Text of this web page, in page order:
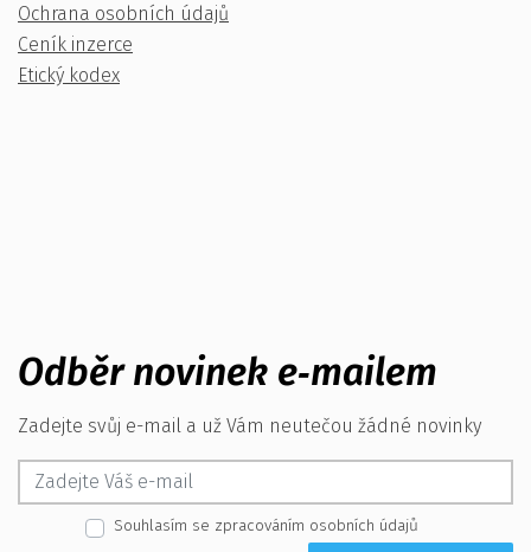
Ochrana osobních údajů
Ceník inzerce
Etický kodex
Odběr novinek e‑mailem
Zadejte svůj e-mail a už Vám neutečou žádné novinky
Souhlasím se zpracováním osobních údajů